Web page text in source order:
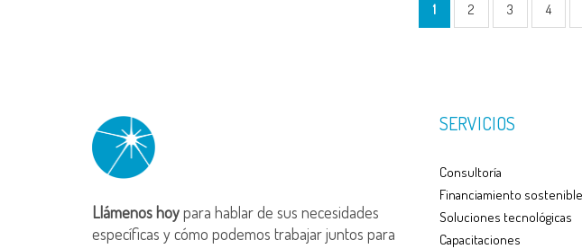
1 2 3 4
Llámenos hoypara hablar de sus necesidades
específicas y cómo podemos trabajar juntos para
SERVICIOS
Consultoría
Financiamiento sostenible
Soluciones tecnológicas
Capacitaciones